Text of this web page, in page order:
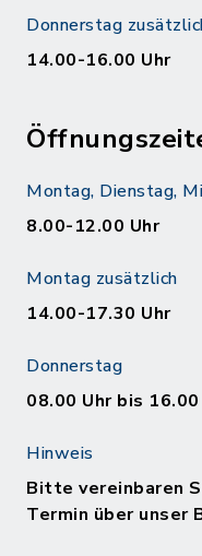
Donnerstag
14.00-16.00 Uhr
Montag, Dienstag,
8.00-12.00 Uhr
Montag zusätzlich
14.00-17.30 Uhr
Donnerstag
08.00 Uhr bis
Hinweis
Bitte vereinbaren
Termin über unser